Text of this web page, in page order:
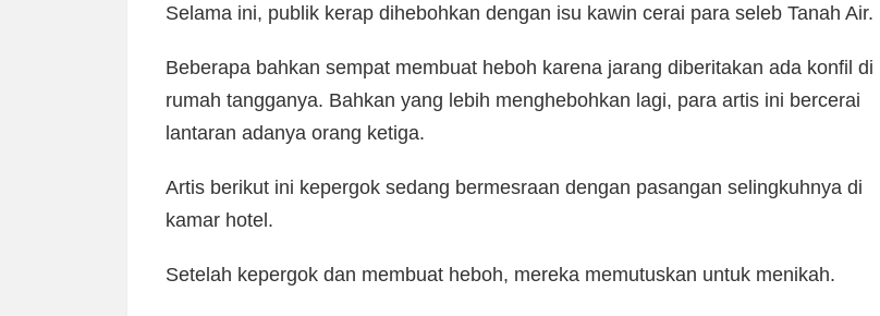
Selama ini, publik kerap dihebohkan dengan isu kawin cerai para seleb Tanah Air.
Beberapa bahkan sempat membuat heboh karena jarang diberitakan ada konfil di
rumah tangganya. Bahkan yang lebih menghebohkan lagi, para artis ini bercerai
lantaran adanya orang ketiga.
Artis berikut ini kepergok sedang bermesraan dengan pasangan selingkuhnya di
kamar hotel.
Setelah kepergok dan membuat heboh, mereka memutuskan untuk menikah.